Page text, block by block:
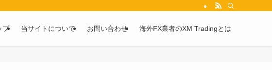
情報の口コミや評判を2chや5chからピックアップしています。
プ 当サイトについて お問い合わせ 海外FX業者のXM Tradingとは